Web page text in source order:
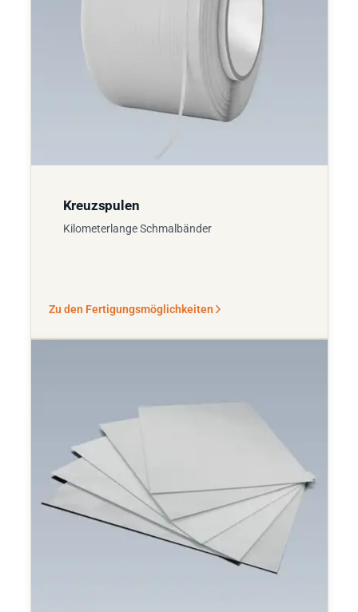
Kreuzspulen
Kilometerlange Schmalbänder
Zu den Fertigungsmöglichkeiten